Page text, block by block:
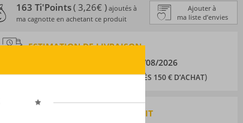
Ajouter à
ma liste d’envies
163 Ti'Points( 3,26€ )ajoutés à
ma cagnotte en achetant ce produit
ESTIMATION DE LIVRAISON
11/08/2026
Frais :À partir de 10,90 € (OFFERTS DÈS 150 € D’ACHAT)
CARACTÉRISTIQUES DU PRODUIT